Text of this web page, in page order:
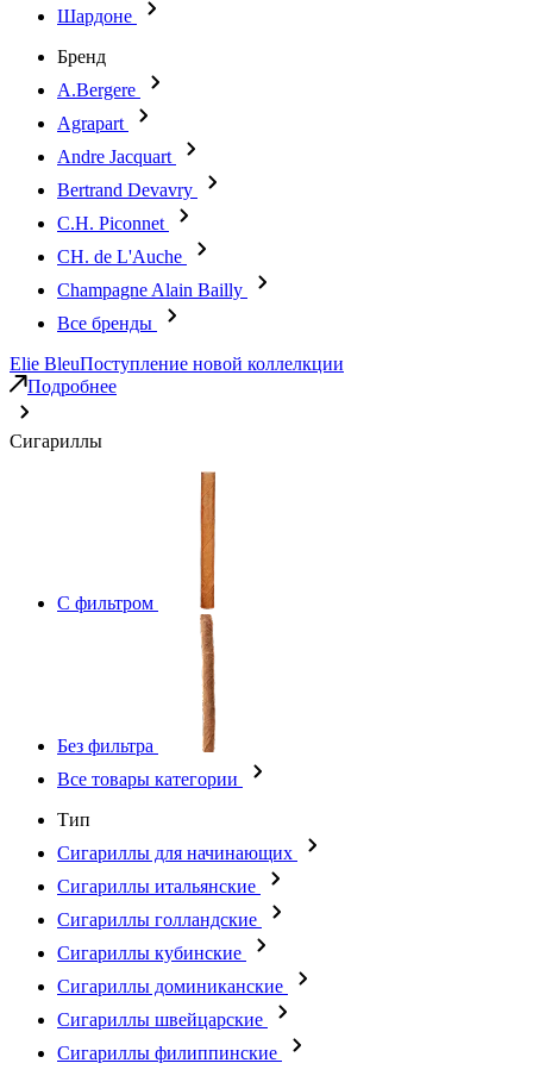
Шардоне
Бренд
A.Bergere
Agrapart
Andre Jacquart
Bertrand Devavry
C.H. Piconnet
CH. de L'Auche
Champagne Alain Bailly
Все бренды
Elie BleuПоступление новой коллелкции
Подробнее
Сигариллы
С фильтром
Без фильтра
Все товары категории
Тип
Сигариллы для начинающих
Сигариллы итальянские
Сигариллы голландские
Сигариллы кубинские
Сигариллы доминиканские
Сигариллы швейцарские
Сигариллы филиппинские